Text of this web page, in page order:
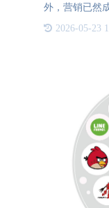
外，营销已然
少的投入获得
参与市场竞争
2026-05-23